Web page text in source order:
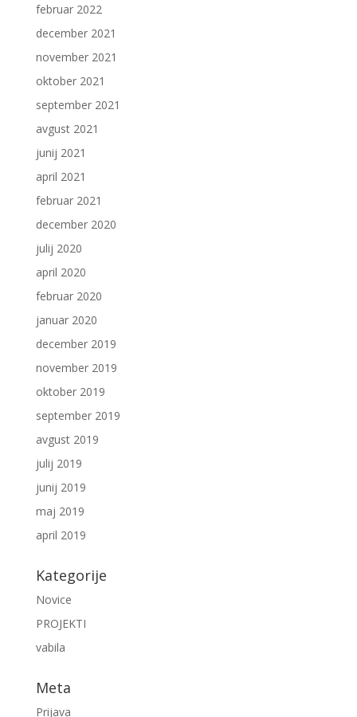
februar 2022
december 2021
november 2021
oktober 2021
september 2021
avgust 2021
junij 2021
april 2021
februar 2021
december 2020
julij 2020
april 2020
februar 2020
januar 2020
december 2019
november 2019
oktober 2019
september 2019
avgust 2019
julij 2019
junij 2019
maj 2019
april 2019
Kategorije
Novice
PROJEKTI
vabila
Meta
Prijava